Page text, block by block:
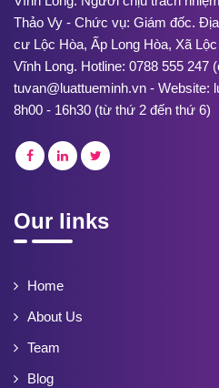
Thảo Vy - Chức vụ: Giám đốc.
cư Lộc Hòa, Ấp Long Hòa, Xã
Vĩnh Long. Hotline: 0788 555 247
tuvan@luattueminh.vn - Website:
8h00 - 16h30 (từ thứ 2 đến thứ 6)
Our links
Home
About Us
Team
Blog